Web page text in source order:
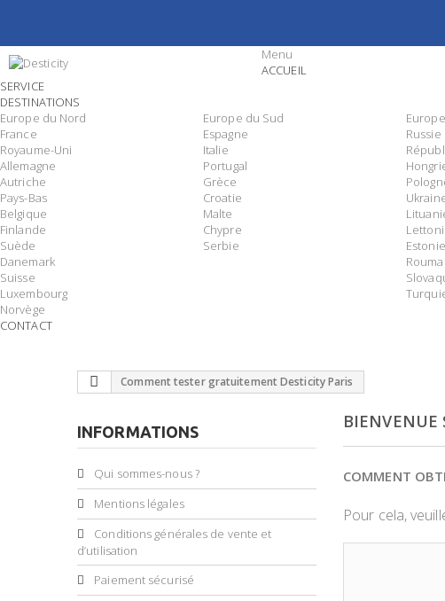
Menu
ACCUEIL
SERVICE
DESTINATIONS
Europe du Nord
France
Royaume-Uni
Allemagne
Autriche
Pays-Bas
Belgique
Finlande
Suède
Danemark
Suisse
Luxembourg
Norvège
Europe du Sud
Espagne
Italie
Portugal
Grèce
Croatie
Malte
Chypre
Serbie
Russie
Estonie
CONTACT
Comment tester gratuitement Desticity Paris
BIENVENUE
COMMENT
Pour cela,
INFORMATIONS
Qui sommes-nous ?
Mentions légales
Conditions générales de vente et
d’utilisation
Paiement sécurisé